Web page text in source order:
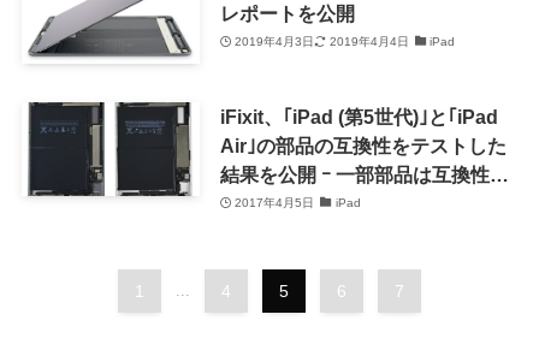
レポートを公開
2019年4月3日 2019年4月4日 iPad
iFixit、｢iPad (第5世代)｣と｢iPad
Air｣の部品の互換性をテストした
結果を公開 ｰ 一部部品は互換性あ
り2017年4月5日 iPad
1 ... 4 5 6 7